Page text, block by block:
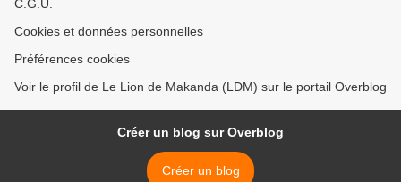
C.G.U.
Cookies et données personnelles
Préférences cookies
Voir le profil de Le Lion de Makanda (LDM) sur le portail Overblog
Créer un blog sur Overblog
Créer un blog